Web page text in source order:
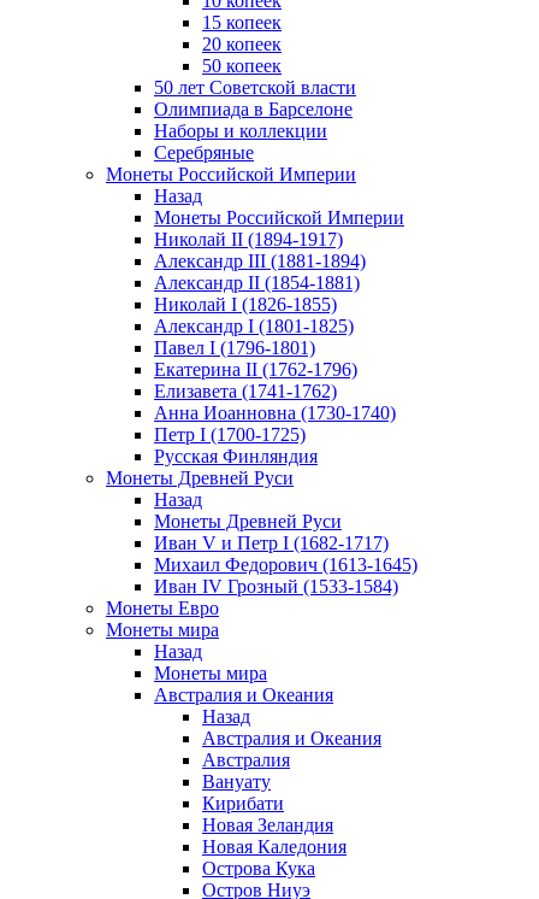
15 копеек
20 копеек
50 копеек
50 лет Советской власти
Олимпиада в Барселоне
Наборы и коллекции
Серебряные
Монеты Российской Империи
Назад
Монеты Российской Империи
Николай II (1894-1917)
Александр III (1881-1894)
Александр II (1854-1881)
Николай I (1826-1855)
Александр I (1801-1825)
Павел I (1796-1801)
Екатерина II (1762-1796)
Елизавета (1741-1762)
Анна Иоанновна (1730-1740)
Петр I (1700-1725)
Русская Финляндия
Монеты Древней Руси
Назад
Монеты Древней Руси
Иван V и Петр I (1682-1717)
Михаил Федорович (1613-1645)
Иван IV Грозный (1533-1584)
Монеты Евро
Монеты мира
Назад
Монеты мира
Австралия и Океания
Назад
Австралия и Океания
Австралия
Вануату
Кирибати
Новая Зеландия
Новая Каледония
Острова Кука
Остров Ниуэ